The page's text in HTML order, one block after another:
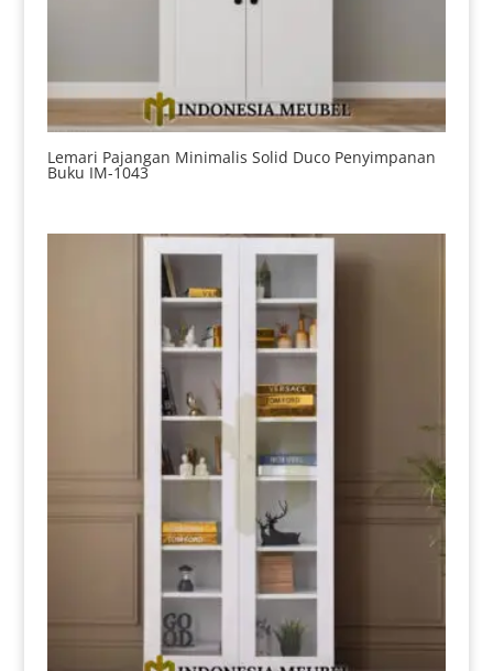
Lemari Pajangan Minimalis Solid Duco Penyimpanan
Buku IM-1043